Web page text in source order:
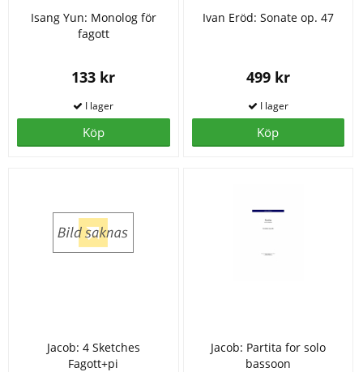
Isang Yun: Monolog för
fagott
133 kr
Köp
Ivan Eröd: Sonate op. 47
499 kr
Köp
Jacob: 4 Sketches
Fagott+pi
Jacob: Partita for solo
bassoon